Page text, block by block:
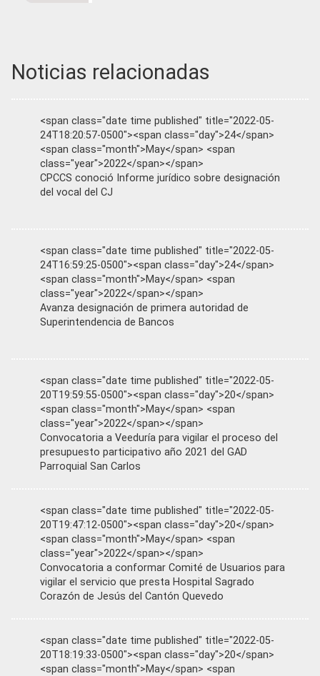
Noticias relacionadas
<span class="date time published" title="2022-05-
24T18:20:57-0500"><span class="day">24</span>
<span class="month">May</span> <span
class="year">2022</span></span>
CPCCS conoció Informe jurídico sobre designación
del vocal del CJ
<span class="date time published" title="2022-05-
24T16:59:25-0500"><span class="day">24</span>
<span class="month">May</span> <span
class="year">2022</span></span>
Avanza designación de primera autoridad de
Superintendencia de Bancos
<span class="date time published" title="2022-05-
20T19:59:55-0500"><span class="day">20</span>
<span class="month">May</span> <span
class="year">2022</span></span>
Convocatoria a Veeduría para vigilar el proceso del
presupuesto participativo año 2021 del GAD
Parroquial San Carlos
<span class="date time published" title="2022-05-
20T19:47:12-0500"><span class="day">20</span>
<span class="month">May</span> <span
class="year">2022</span></span>
Convocatoria a conformar Comité de Usuarios para
vigilar el servicio que presta Hospital Sagrado
Corazón de Jesús del Cantón Quevedo
<span class="date time published" title="2022-05-
20T18:19:33-0500"><span class="day">20</span>
<span class="month">May</span> <span